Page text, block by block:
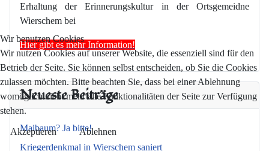
Erhaltung der Erinnerungskultur in der Ortsgemeidne
Wierschem bei
Hier gibt es mehr Information!
Neueste Beiträge
Maibaum? Ja bitte!
Kriegerdenkmal in Wierschem saniert
Wir benutzen Cookies
Wir nutzen Cookies auf unserer Website, die essenziell sind für den
Betrieb der Seite. Sie können selbst entscheiden, ob Sie die Cookies
zulassen möchten. Bitte beachten Sie, dass bei einer Ablehnung
womöglich nicht mehr alle Funktionalitäten der Seite zur Verfügung
stehen.
Akzeptieren Ablehnen